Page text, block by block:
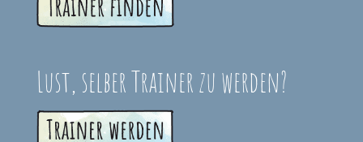
Lust, selber Trainer zu werden?